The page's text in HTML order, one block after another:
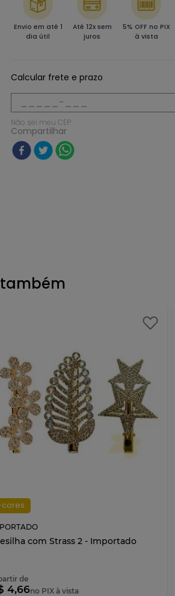
Envio em até 1
dia útil
Até 12x sem
juros
5% OFF no PIX
à vista
Calcular frete e prazo
Não sei meu CEP
Compartilhar
também
com Strass 2 - Importado
de
4,66no PIX à vista